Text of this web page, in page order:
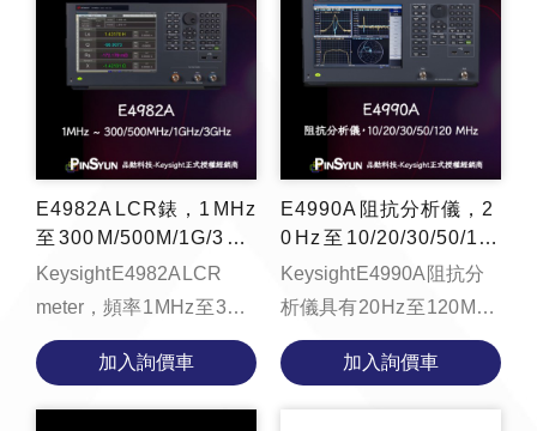
E4982A LCR錶，1 MHz
至 300 M/500M/1G/3 G
Hz
Keysight E4982A LCR
meter，頻率 1 MHz 至 3
GHz 100 kHz 步進 高速量
測 0.9 ms （模式 1）、 2.1
ms（模式 2）、3.7
加入詢價車
E4990A 阻抗分析儀，2
0 Hz 至 10/20/30/50/12
0 MHz
Keysight E4990A 阻抗分
析儀具有 20 Hz 至 120 MHz
的頻率範圍、內建 40 V 的
直流偏壓源，並且在寬廣
的阻抗範圍內，提供業...
加入詢價車